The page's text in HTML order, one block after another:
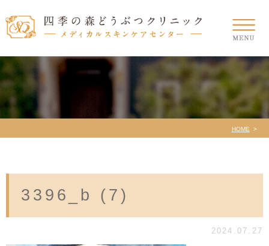
HOME
3396_b (7)
2024.07.27